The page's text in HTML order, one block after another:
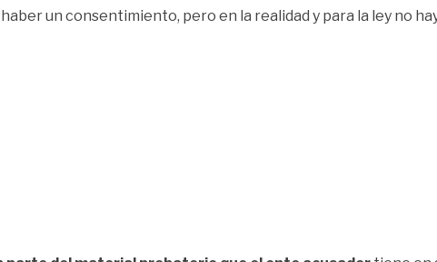
un consentimiento, pero en la realidad y para la ley no